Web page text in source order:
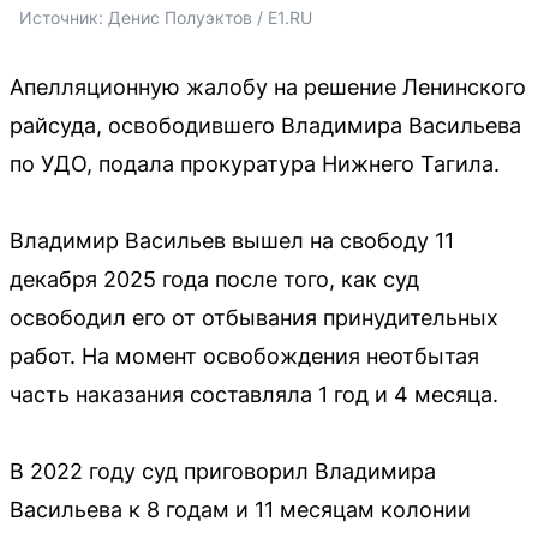
Источник: Денис Полуэктов / E1.RU
Апелляционную жалобу на решение Ленинского
райсуда, освободившего Владимира Васильева
по УДО, подала прокуратура Нижнего Тагила.
Владимир Васильев вышел на свободу 11
декабря 2025 года после того, как суд
освободил его от отбывания принудительных
работ. На момент освобождения неотбытая
часть наказания составляла 1 год и 4 месяца.
В 2022 году суд приговорил Владимира
Васильева к 8 годам и 11 месяцам колонии